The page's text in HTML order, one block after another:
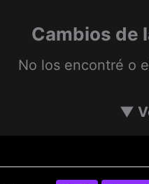
Cambios de
No los encontré o
▼